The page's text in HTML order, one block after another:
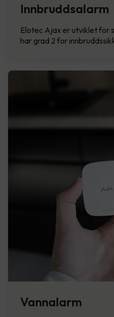
Innbruddsalarm
Elotec Ajax er utviklet for
har grad 2 for
Vannalarm